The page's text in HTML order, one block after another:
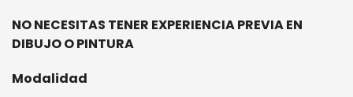
NO NECESITAS TENER EXPERIENCIA PREVIA EN
DIBUJO O PINTURA
Modalidad